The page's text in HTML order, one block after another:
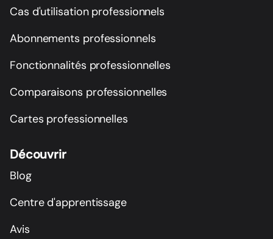
Cas d'utilisation professionnels
Abonnements professionnels
Fonctionnalités professionnelles
Comparaisons professionnelles
Cartes professionnelles
Découvrir
Blog
Centre d'apprentissage
Avis